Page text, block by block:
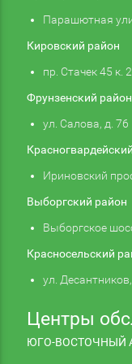
Парашютная
Кировский район
пр. Стачек 45 к. 2
Фрунзенский район
ул. Салова, д. 76
Ириновский
Выборгский район
Выборгское
Красносельский
ул.
Центры
ЮГО-ВОСТОЧНЫЙ